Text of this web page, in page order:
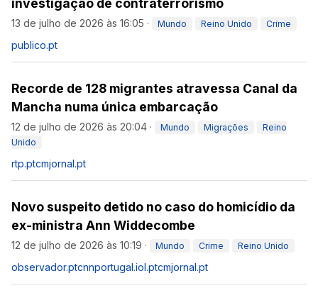
investigação de contraterrorismo
13 de julho de 2026 às 16:05 · Mundo Reino Unido Crime
publico.pt
Recorde de 128 migrantes atravessa Canal da
Mancha numa única embarcação
12 de julho de 2026 às 20:04 · Mundo Migrações
Reino
Unido
rtp.ptcmjornal.pt
Novo suspeito detido no caso do homicídio da
ex-ministra Ann Widdecombe
12 de julho de 2026 às 10:19 · Mundo Crime Reino Unido
observador.ptcnnportugal.iol.ptcmjornal.pt